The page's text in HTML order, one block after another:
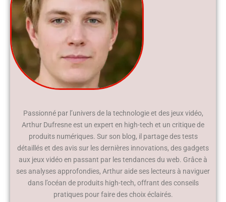
Passionné par l’univers de la technologie et des jeux vidéo,
Arthur Dufresne est un expert en high-tech et un critique de
produits numériques. Sur son blog, il partage des tests
détaillés et des avis sur les dernières innovations, des gadgets
aux jeux vidéo en passant par les tendances du web. Grâce à
ses analyses approfondies, Arthur aide ses lecteurs à naviguer
dans l’océan de produits high-tech, offrant des conseils
pratiques pour faire des choix éclairés.